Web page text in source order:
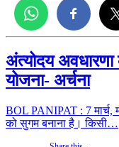
अंत्योदय
योजना- अर्चना
BOL PANIPAT : 7 मार्च,
को सुगम बनाना है। किसी…